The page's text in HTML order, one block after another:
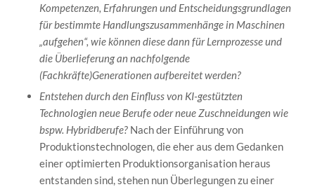
Kompetenzen, Erfahrungen und Entscheidungsgrundlagen
für bestimmte Handlungszusammenhänge in Maschinen
„aufgehen“, wie können diese dann für Lernprozesse und
die Überlieferung an nachfolgende
(Fachkräfte)Generationen aufbereitet werden?
Entstehen durch den Einfluss von KI-gestützten
Technologien neue Berufe oder neue Zuschneidungen wie
bspw. Hybridberufe?Nach der Einführung von
Produktionstechnologen, die eher aus dem Gedanken
einer optimierten Produktionsorganisation heraus
entstanden sind, stehen nun Überlegungen zu einer